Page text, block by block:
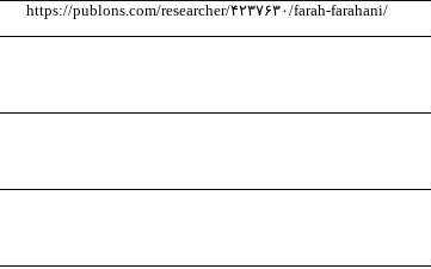
https://publons.com/researcher/۴۲۳۷۶۳۰/farah-farahani/